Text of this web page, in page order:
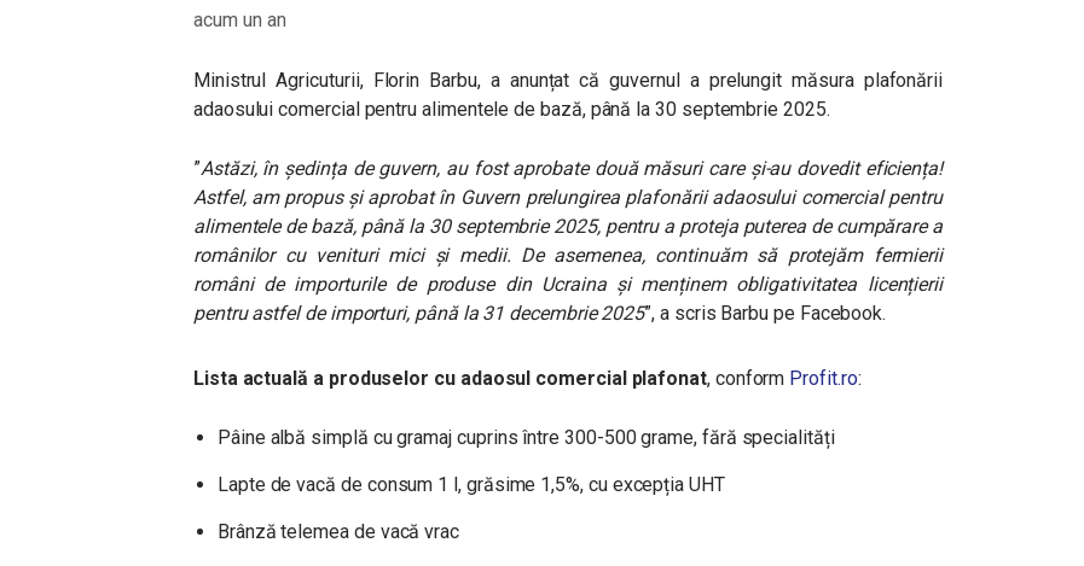
acum un an
Ministrul Agricuturii, Florin Barbu, a anunțat că guvernul a prelungitmăsura plafonării
adaosului comercial pentru alimentele de bază, până la 30 septembrie 2025.
”Astăzi, în ședința de guvern, au fost aprobate două măsuri care și-au dovedit eficiența!
Astfel, am propus și aprobat în Guvern prelungirea plafonării adaosului comercial pentru
alimentele de bază, până la 30 septembrie 2025, pentru a proteja puterea de cumpărare a
românilor cu venituri mici și medii. De asemenea, continuăm să protejăm fermierii
români de importurile de produse din Ucraina și menținem obligativitatea licențierii
pentru astfel de importuri, până la 31 decembrie 2025”, a scris Barbu pe Facebook.
Lista actuală a produselor cu adaosul comercial plafonat, conform Profit.ro:
Pâine albă simplă cu gramaj cuprins între 300-500 grame, fără specialități
Lapte de vacă de consum 1 l, grăsime 1,5%, cu excepția UHT
Brânză telemea de vacă vrac